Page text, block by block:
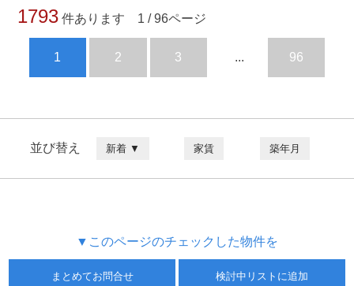
1793 件あります 1 / 96ページ
1 2 3 ... 96
並び替え 新着 ▼ 家賃 築年月
▼このページのチェックした物件を
まとめてお問合せ 検討中リストに追加